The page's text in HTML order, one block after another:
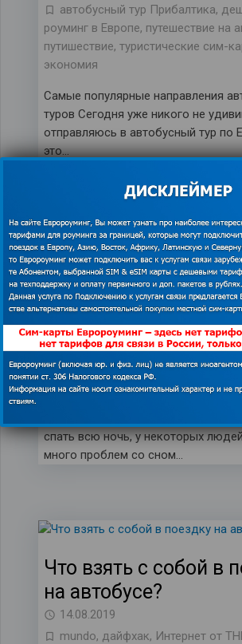
автобусный тур Прибалтика,
роуминг в Европе, путешествие на
путишествие, туристические сим-
экономия
Самые популярные направления
туров Сегодня уже никого не
отправляюсь в автобусный тур по
это…
Поездка на
нужно для
20.09.2019
взять в автобус,за границу на
Интернет за границей,комфорт в
лайфхаки для путешественников,
путешествий
спать всю ночь, у некоторых
много проблем со сном…
Что взять с собой в
на автобусе?
14.08.2019
mundo, дайфхак, Интернет от